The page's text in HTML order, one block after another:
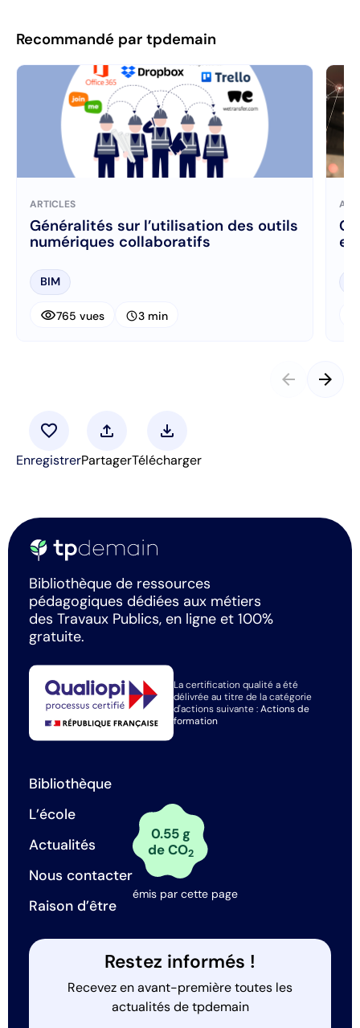
Recommandé par tpdemain
ARTICLES
Généralités sur l’utilisation des outils
numériques collaboratifs
BIM
visibility765 vues schedule3 min
arrow_back arrow_forward
favorite
Enregistrer
upload
Partager
download
Télécharger
Bibliothèque de ressources
pédagogiques dédiées aux métiers
des Travaux Publics, en ligne et 100%
gratuite.
La certification qualité a été
délivrée au titre de la catégorie
d'actions suivante :Actions de
formation
Bibliothèque
L’école
Actualités
Nous contacter
Raison d’être
0.55 g
de CO2
émis par cette page
Restez informés !
Recevez en avant-première toutes les
actualités de tpdemain